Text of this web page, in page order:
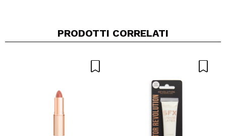
Condividi un video o una foto
Si No
PRODOTTI CORRELATI